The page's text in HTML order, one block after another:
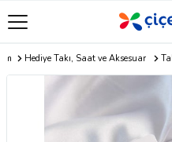
Hediye Takı, Saat ve Aksesuar